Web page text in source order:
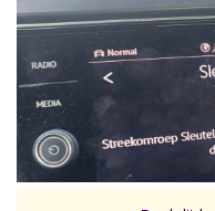
19.00 - 21.00 uur
Vorig uur